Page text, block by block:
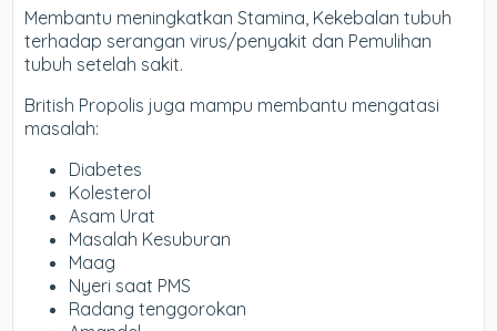
Membantu meningkatkan Stamina, Kekebalan tubuh
terhadap serangan virus/penyakit dan Pemulihan
tubuh setelah sakit.
British Propolis juga mampu membantu mengatasi
masalah:
Diabetes
Kolesterol
Asam Urat
Masalah Kesuburan
Maag
Nyeri saat PMS
Radang tenggorokan